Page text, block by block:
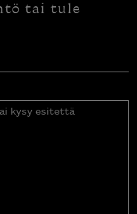
tai tule